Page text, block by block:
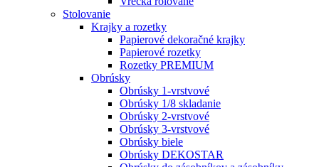
Stolovanie
Krajky a rozetky
Papierové dekoračné krajky
Papierové rozetky
Rozetky PREMIUM
Obrúsky
Obrúsky 1-vrstvové
Obrúsky 1/8 skladanie
Obrúsky 2-vrstvové
Obrúsky 3-vrstvové
Obrúsky biele
Obrúsky DEKOSTAR